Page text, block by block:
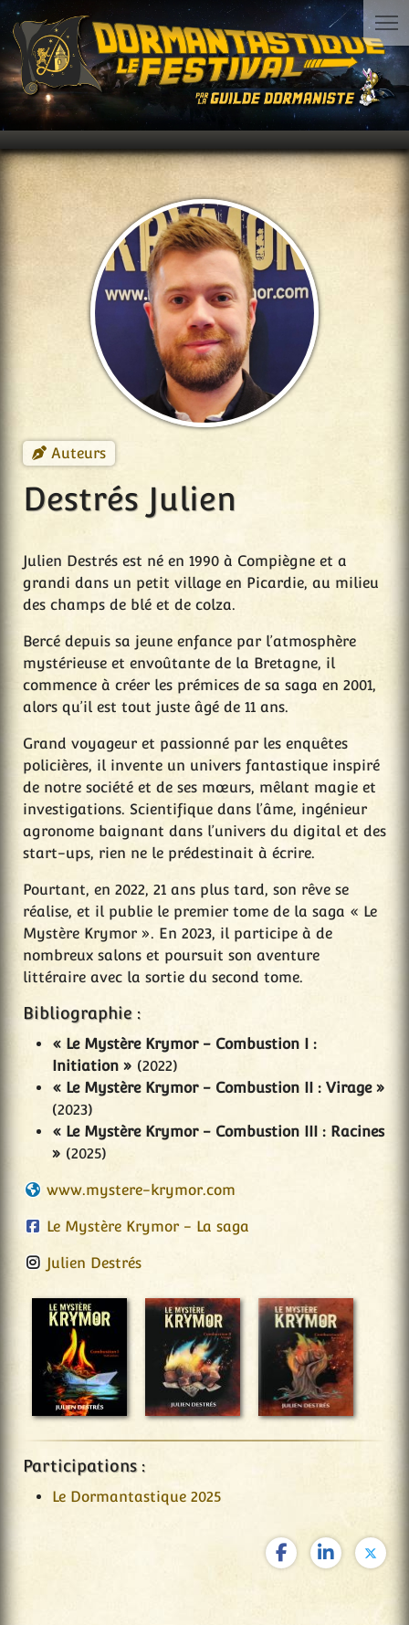
Auteurs
Destrés Julien
Julien Destrés est né en 1990 à Compiègne et a
grandi dans un petit village en Picardie, au milieu
des champs de blé et de colza.
Bercé depuis sa jeune enfance par l’atmosphère
mystérieuse et envoûtante de la Bretagne, il
commence à créer les prémices de sa saga en 2001,
alors qu’il est tout juste âgé de 11 ans.
Grand voyageur et passionné par les enquêtes
policières, il invente un univers fantastique inspiré
de notre société et de ses mœurs, mêlant magie et
investigations. Scientifique dans l’âme, ingénieur
agronome baignant dans l’univers du digital et des
start-ups, rien ne le prédestinait à écrire.
Pourtant, en 2022, 21 ans plus tard, son rêve se
réalise, et il publie le premier tome de la saga « Le
Mystère Krymor ». En 2023, il participe à de
nombreux salons et poursuit son aventure
littéraire avec la sortie du second tome.
Bibliographie :
« Le Mystère Krymor - Combustion I :
Initiation » (2022)
« Le Mystère Krymor - Combustion II : Virage »
(2023)
« Le Mystère Krymor - Combustion III : Racines
» (2025)
www.mystere-krymor.com
Le Mystère Krymor - La saga
Julien Destrés
Participations :
Le Dormantastique 2025